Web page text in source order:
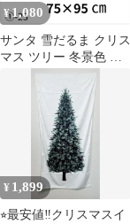
¥1,080
サンタ 雪だるま クリス
マス ツリー 冬景色 タ
飾 壁飾り 撮影用 背景
布 布ポスター 目隠しカ
¥ 1,899
⭐︎最安値‼️クリスマスイ